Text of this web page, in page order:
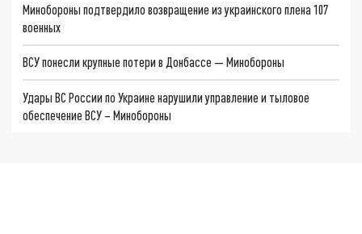
Минобороны подтвердило возвращение из украинского плена 107
военных
ВСУ понесли крупные потери в Донбассе — Минобороны
Удары ВС России по Украине нарушили управление и тыловое
обеспечение ВСУ – Минобороны